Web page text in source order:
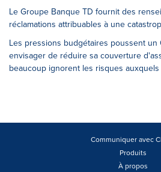
Le Groupe Banque TD fournit des
réclamations attribuables à une
Les pressions budgétaires poussent un
envisager de réduire sa couverture
beaucoup ignorent les risques
Communiquer avec
Produits
À propos